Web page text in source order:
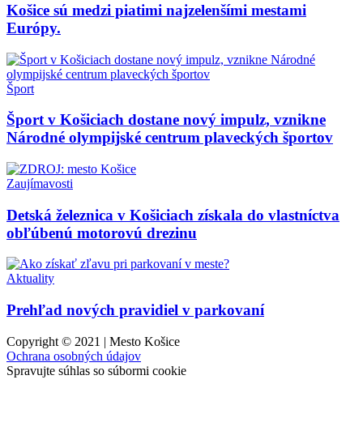
Košice sú medzi piatimi najzelenšími mestami
Európy.
Šport
Šport v Košiciach dostane nový impulz, vznikne
Národné olympijské centrum plaveckých športov
Zaujímavosti
Detská železnica v Košiciach získala do vlastníctva
obľúbenú motorovú drezinu
Aktuality
Prehľad nových pravidiel v parkovaní
Copyright © 2021 | Mesto Košice
Ochrana osobných údajov
Spravujte súhlas so súbormi cookie